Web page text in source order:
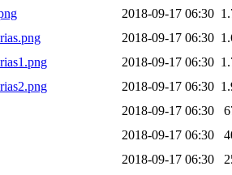
2018-09-17 06:30
2018-09-17 06:30
2018-09-17 06:30
2018-09-17 06:30
2018-09-17 06:30
2018-09-17 06:30
2018-09-17 06:30